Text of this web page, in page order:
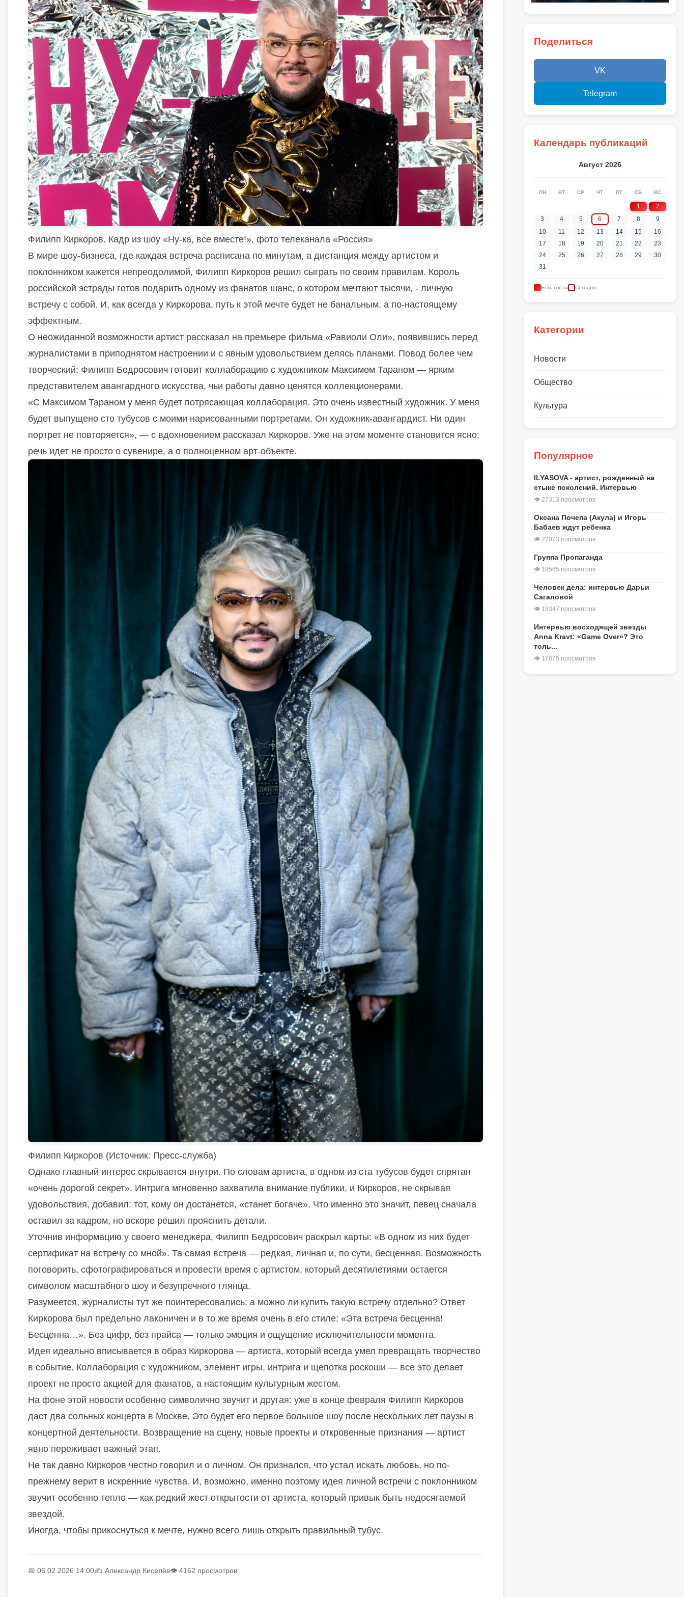
Филипп Киркоров. Кадр из шоу «Ну-ка, все вместе!», фото телеканала «Россия»
В мире шоу-бизнеса, где каждая встреча расписана по минутам, а дистанция между артистом и
поклонником кажется непреодолимой, Филипп Киркоров решил сыграть по своим правилам. Король
российской эстрады готов подарить одному из фанатов шанс, о котором мечтают тысячи, - личную
встречу с собой. И, как всегда у Киркорова, путь к этой мечте будет не банальным, а по-настоящему
эффектным.
О неожиданной возможности артист рассказал на премьере фильма «Равиоли Оли», появившись перед
журналистами в приподнятом настроении и с явным удовольствием делясь планами. Повод более чем
творческий: Филипп Бедросович готовит коллаборацию с художником Максимом Тараном — ярким
представителем авангардного искусства, чьи работы давно ценятся коллекционерами.
«С Максимом Тараном у меня будет потрясающая коллаборация. Это очень известный художник. У меня
будет выпущено сто тубусов с моими нарисованными портретами. Он художник-авангардист. Ни один
портрет не повторяется», — с вдохновением рассказал Киркоров. Уже на этом моменте становится ясно:
речь идет не просто о сувенире, а о полноценном арт-объекте.
Филипп Киркоров (Источник: Пресс-служба)
Однако главный интерес скрывается внутри. По словам артиста, в одном из ста тубусов будет спрятан
«очень дорогой секрет». Интрига мгновенно захватила внимание публики, и Киркоров, не скрывая
удовольствия, добавил: тот, кому он достанется, «станет богаче». Что именно это значит, певец сначала
оставил за кадром, но вскоре решил прояснить детали.
Уточнив информацию у своего менеджера, Филипп Бедросович раскрыл карты: «В одном из них будет
сертификат на встречу со мной». Та самая встреча — редкая, личная и, по сути, бесценная. Возможность
поговорить, сфотографироваться и провести время с артистом, который десятилетиями остается
символом масштабного шоу и безупречного глянца.
Разумеется, журналисты тут же поинтересовались: а можно ли купить такую встречу отдельно? Ответ
Киркорова был предельно лаконичен и в то же время очень в его стиле: «Эта встреча бесценна!
Бесценна…». Без цифр, без прайса — только эмоция и ощущение исключительности момента.
Идея идеально вписывается в образ Киркорова — артиста, который всегда умел превращать творчество
в событие. Коллаборация с художником, элемент игры, интрига и щепотка роскоши — все это делает
проект не просто акцией для фанатов, а настоящим культурным жестом.
На фоне этой новости особенно символично звучит и другая: уже в конце февраля Филипп Киркоров
даст два сольных концерта в Москве. Это будет его первое большое шоу после нескольких лет паузы в
концертной деятельности. Возвращение на сцену, новые проекты и откровенные признания — артист
явно переживает важный этап.
Не так давно Киркоров честно говорил и о личном. Он признался, что устал искать любовь, но по-
прежнему верит в искренние чувства. И, возможно, именно поэтому идея личной встречи с поклонником
звучит особенно тепло — как редкий жест открытости от артиста, который привык быть недосягаемой
звездой.
Иногда, чтобы прикоснуться к мечте, нужно всего лишь открыть правильный тубус.
📅 06.02.2026 14:00✍️ Александр Киселёв👁 4162 просмотров
Поделиться
VK
Telegram
Календарь публикаций
Август 2026
ПН ВТ СР ЧТ ПТ СБ ВС
1
2
3
4 5 6 7 8
9
10
11 12 13 14 15
16
17
18 19 20 21 22
23
24
25 26 27 28 29
30
31
Есть посты Сегодня
Категории
Новости
Общество
Культура
Популярное
ILYASOVA - артист, рожденный на
стыке поколений. Интервью
👁 27313 просмотров
Оксана Почепа (Акула) и Игорь
Бабаев ждут ребенка
👁 22073 просмотров
Группа Пропаганда
👁 18565 просмотров
Человек дела: интервью Дарьи
Сагаловой
👁 18347 просмотров
Интервью восходящей звезды
Anna Kravt: «Game Over»? Это
толь...
👁 17675 просмотров